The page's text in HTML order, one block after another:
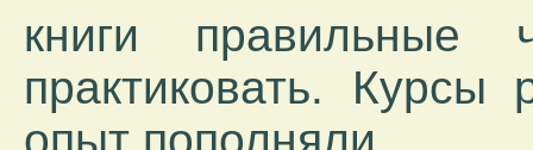
книги правильные
практиковать.